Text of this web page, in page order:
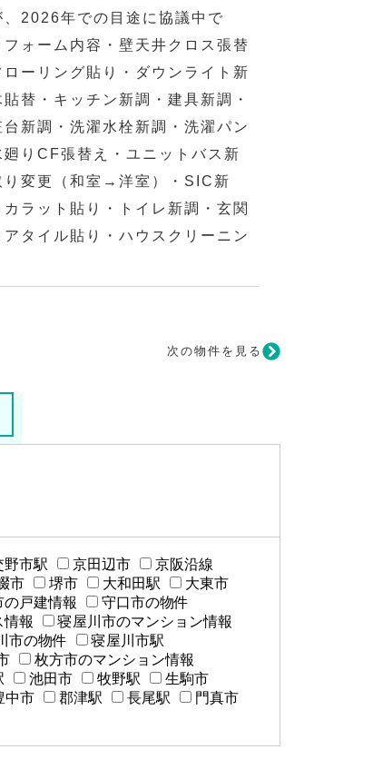
、2026年での目途に協議中で
フォーム内容・壁天井クロス張替
ローリング貼り・ダウンライト新
替・キッチン新調・建具新調・
台新調・洗濯水栓新調・洗濯パン
廻りCF張替え・ユニットバス新
り変更（和室→洋室）・SIC新
カラット貼り・トイレ新調・玄関
アタイル貼り・ハウスクリーニン
次の物件を見る
市駅 京田辺市
京阪沿線
市 堺市 大和田駅
大東市
戸建情報
守口市の物件
報
寝屋川市のマンション情報
市の物件
寝屋川市駅
枚方市のマンション情報
池田市 牧野駅
生駒市
中市 郡津駅 長尾駅
門真市